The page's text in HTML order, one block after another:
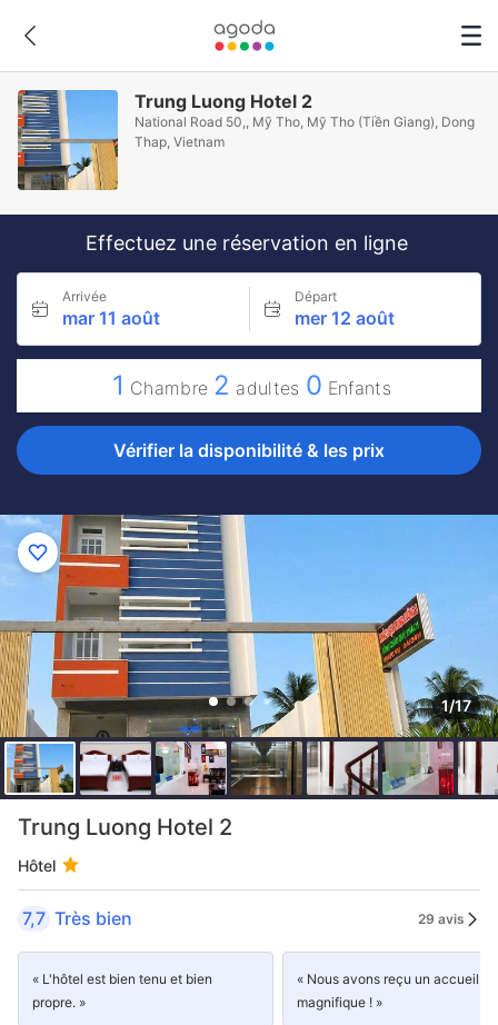
Trung Luong Hotel 2
National Road 50,, Mỹ Tho, Mỹ Tho (Tiền Giang), Dong
Thap, Vietnam
Effectuez une réservation en ligne
Arrivée
mar 11 août
Départ
mer 12 août
1 Chambre 2 adultes 0 Enfants
Vérifier la disponibilité & les prix
1/17
Trung Luong Hotel 2
Hôtel
7,7 Très bien 29 avis
« L'hôtel est bien tenu et bien
propre. »
« Nous avons reçu un accueil
magnifique ! »